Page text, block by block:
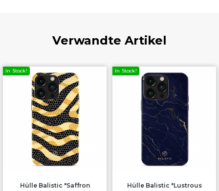
Verwandte Artikel
In Stock!
Hülle Balistic "Saffron
In Stock!
Hülle Balistic "Lustrous